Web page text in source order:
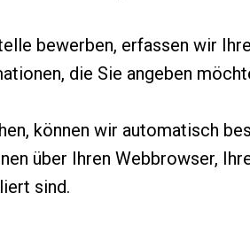
bewerben, erfassen wir
die Sie angeben
können wir automatisch
über Ihren Webbrowser,
sind.